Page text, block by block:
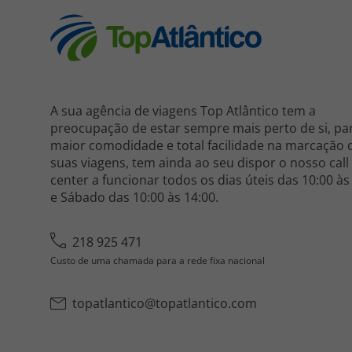
A sua agência de viagens Top Atlântico tem a
preocupação de estar sempre mais perto de si,
maior comodidade e total facilidade na marcação
suas viagens, tem ainda ao seu dispor o nosso call
center a funcionar todos os dias úteis das 10:00 às
e Sábado das 10:00 às 14:00.
218 925 471
Custo de uma chamada para a rede fixa nacional
topatlantico@topatlantico.com